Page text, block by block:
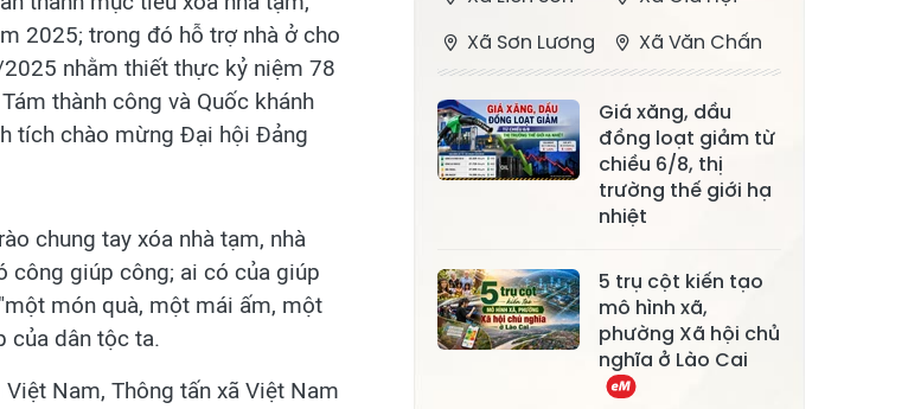
2025; trong đó hỗ trợ nhà ở cho
nhằm thiết thực kỷ niệm 78
thành công và Quốc khánh
tích chào mừng Đại hội Đảng
chung tay xóa nhà tạm, nhà
công giúp công; ai có của giúp
món quà, một mái ấm, một
của dân tộc ta.
Nam, Thông tấn xã Việt Nam
Xã Sơn Lương
Xã Văn Chấn
Bằng La
Xã Chấn Thịnh
Xã Nghĩa Tâm
Xã Phong Dụ
Hạ
Xã Đông
Cuông
Xã Tân Hợp
Xã Mậu A Xã Xuân Ái
Giá xăng, dầu
đồng loạt giảm từ
chiều 6/8, thị
trường thế giới hạ
nhiệt
5 trụ cột kiến tạo
mô hình xã,
phường Xã hội chủ
nghĩa ở Lào Cai